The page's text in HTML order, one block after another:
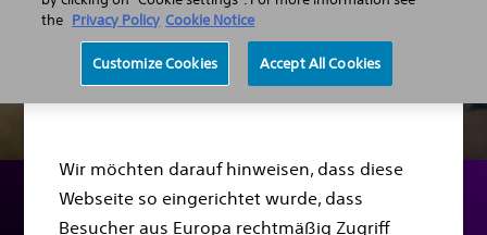
Sehr geehrte(r)
Besucher(in),
Wir möchten darauf hinweisen, dass diese
Webseite so eingerichtet wurde, dass
Besucher aus Europa rechtmäßig Zugriff
VORBEREITUNG AUF DEN EINGRIFF
the Privacy Policy Cookie Notice
Customize Cookies Accept All Cookies